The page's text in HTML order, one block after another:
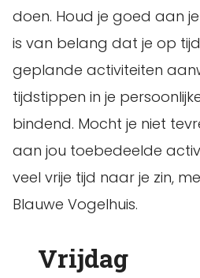
doen. Houd je goed aan
is van belang dat je op
geplande activiteiten
tijdstippen in je
bindend. Mocht je niet
aan jou toebedeelde
veel vrije tijd naar je zin,
Blauwe Vogelhuis.
Vrijdag